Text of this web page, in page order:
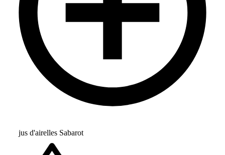
jus d'airelles Sabarot